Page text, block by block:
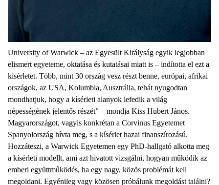
University of Warwick – az Egyesült Királyság egyik legjobban
elismert egyeteme, oktatása és kutatásai miatt is – indította el ezt a
kísérletet. Több, mint 30 ország vesz részt benne, európai, afrikai
országok, az USA, Kolumbia, Ausztrália, tehát nyugodtan
mondhatjuk, hogy a kísérleti alanyok lefedik a világ
népességének jelentős részét” – mondja Kiss Hubert János.
Magyarországot, vagyis konkrétan a Corvinus Egyetemet
Spanyolország hívta meg, s a kísérlet hazai finanszírozású.
Hozzáteszi, a Warwick Egyetemen egy PhD-hallgató alkotta meg
a kísérleti modellt, ami azt hivatott vizsgálni, hogyan működik az
emberi együttműködés, ha egy nagy, közös problémát kell
megoldani. Egyénileg vagy közösen próbálunk megoldást találni?